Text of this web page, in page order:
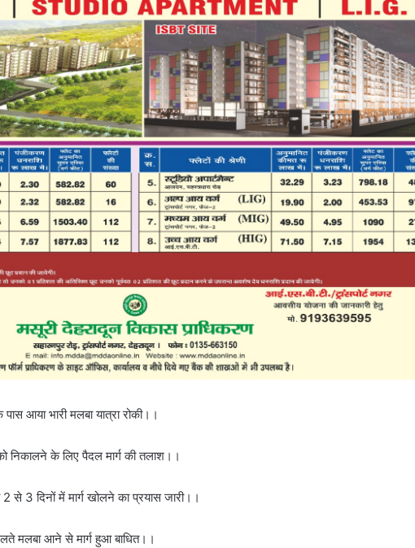
आया भारी मलबा यात्रा रोकी।।
निकालने के लिए पैदल मार्ग की तलाश।।
से 3 दिनों में मार्ग खोलने का प्रयास जारी।।
मलबा आने से मार्ग हुआ बाधित।।